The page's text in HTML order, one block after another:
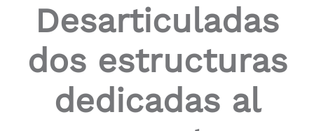
Desarticuladas
dos estructuras
dedicadas al